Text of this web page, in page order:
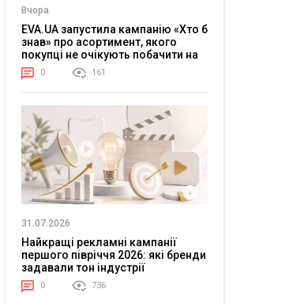
Вчора
EVA.UA запустила кампанію «Хто б
знав» про асортимент, якого
покупці не очікують побачити на
платформі
0 161
31.07.2026
Найкращі рекламні кампанії
першого півріччя 2026: які бренди
задавали тон індустрії
0 736